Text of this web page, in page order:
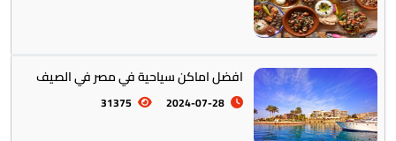
أستراليا || أوقيانوسيا
افضل اماكن سياحية في مصر في الصيف
2024-07-28
31375